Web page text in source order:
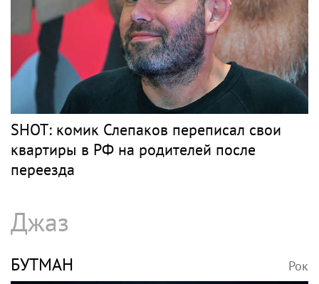
SHOT: комик Слепаков переписал свои
квартиры в РФ на родителей после
переезда
Джаз
БУТМАН Рок